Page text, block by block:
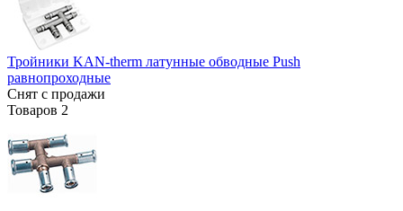
Тройники KAN-therm латунные обводные Push
равнопроходные
Снят с продажи
Товаров 2